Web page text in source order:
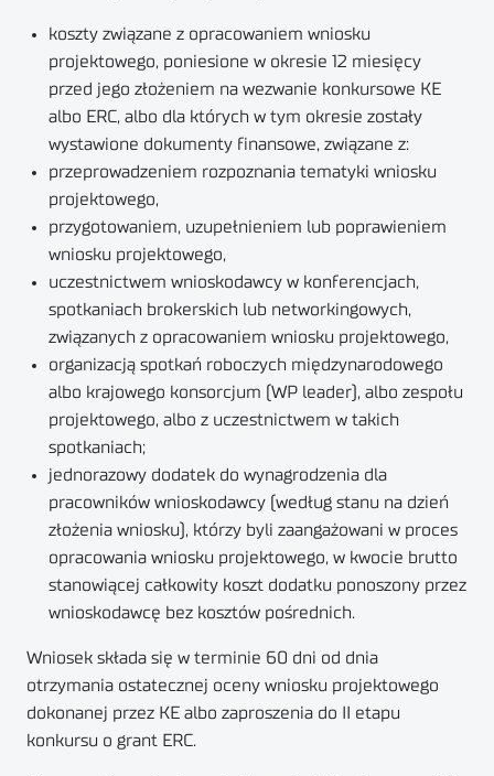
koszty związane z opracowaniem wniosku
projektowego, poniesione w okresie 12 miesięcy
przed jego złożeniem na wezwanie konkursowe KE
albo ERC, albo dla których w tym okresie zostały
wystawione dokumenty finansowe, związane z:
przeprowadzeniem rozpoznania tematyki wniosku
projektowego,
przygotowaniem, uzupełnieniem lub poprawieniem
wniosku projektowego,
uczestnictwem wnioskodawcy w konferencjach,
spotkaniach brokerskich lub networkingowych,
związanych z opracowaniem wniosku projektowego,
organizacją spotkań roboczych międzynarodowego
albo krajowego konsorcjum (WP leader), albo zespołu
projektowego, albo z uczestnictwem w takich
spotkaniach;
jednorazowy dodatek do wynagrodzenia dla
pracowników wnioskodawcy (według stanu na dzień
złożenia wniosku), którzy byli zaangażowani w proces
opracowania wniosku projektowego, w kwocie brutto
stanowiącej całkowity koszt dodatku ponoszony przez
wnioskodawcę bez kosztów pośrednich.
Wniosek składa się w terminie 60 dni od dnia
otrzymania ostatecznej oceny wniosku projektowego
dokonanej przez KE albo zaproszenia do II etapu
konkursu o grant ERC.